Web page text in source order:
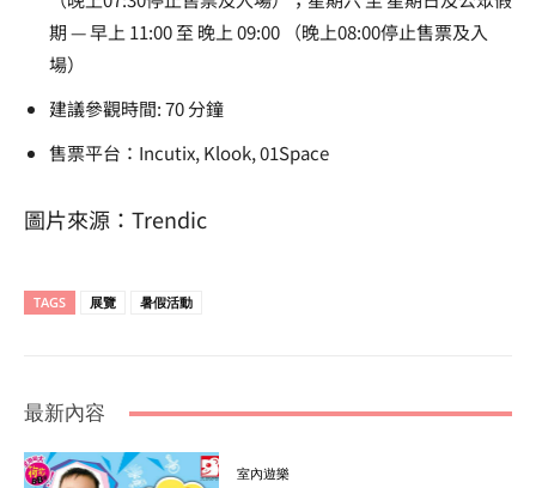
期 — 早上 11:00 至 晚上 09:00 （晚上08:00停止售票及入
場）
建議參觀時間: 70 分鐘
售票平台：Incutix, Klook, 01Space
圖片來源：Trendic
TAGS 展覽 暑假活動
最新內容
室內遊樂